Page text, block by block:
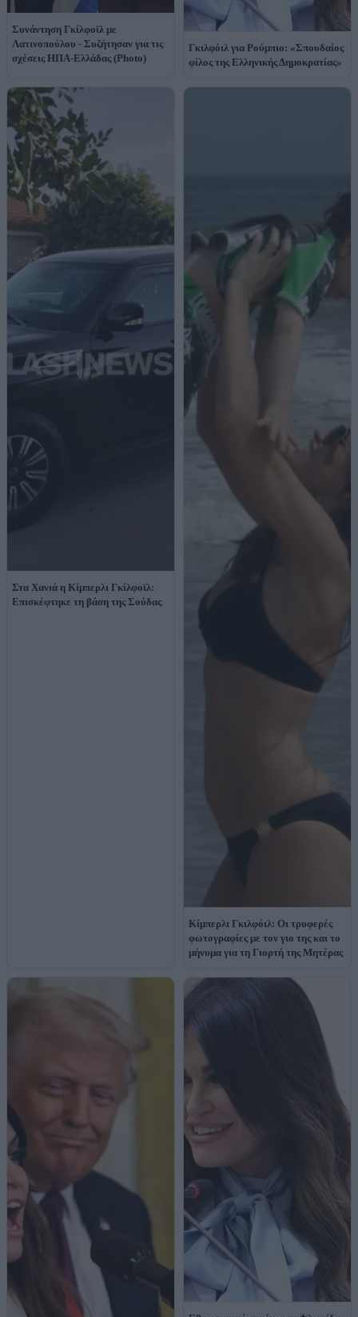
Συνάντηση Γκίλφοϊλ με
Λατινοπούλου - Συζήτησαν για τις
σχέσεις ΗΠΑ-Ελλάδας (Photo)
Γκιλφόιλ για Ρούμπιο: «Σπουδαίος
φίλος της Ελληνικής Δημοκρατίας»
Στα Χανιά η Κίμπερλι Γκίλφοϊλ:
Επισκέφτηκε τη βάση της Σούδας
Κίμπερλι Γκιλφόιλ: Οι τρυφερές
φωτογραφίες με τον γιο της και το
μήνυμα για τη Γιορτή της Μητέρας